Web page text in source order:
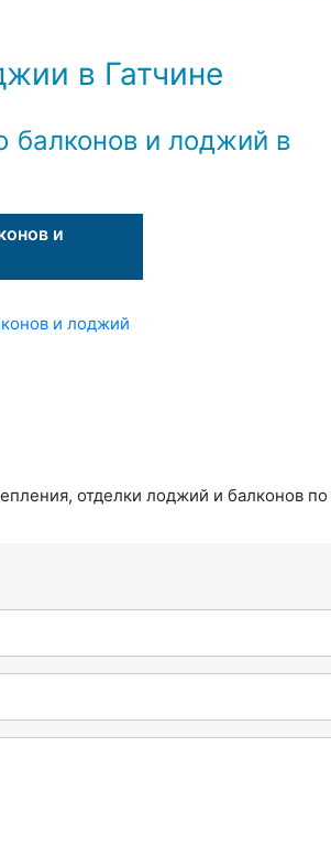
в Гатчине
балконов и лоджий в
и
отделки лоджий и балконов по